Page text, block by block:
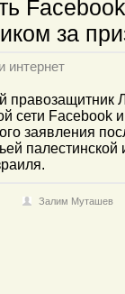
за
интернет
правозащитник
сети Facebook
заявления
Залим Муташев